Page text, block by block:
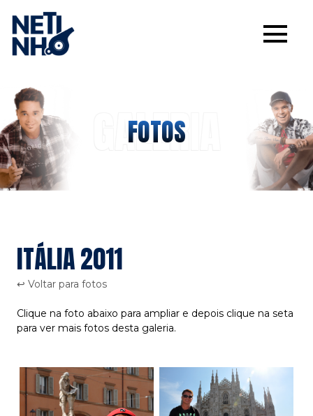
FOTOS
GALERIA
ITÁLIA 2011
↩ Voltar para fotos
Clique na foto abaixo para ampliar e depois clique na seta
para ver mais fotos desta galeria.